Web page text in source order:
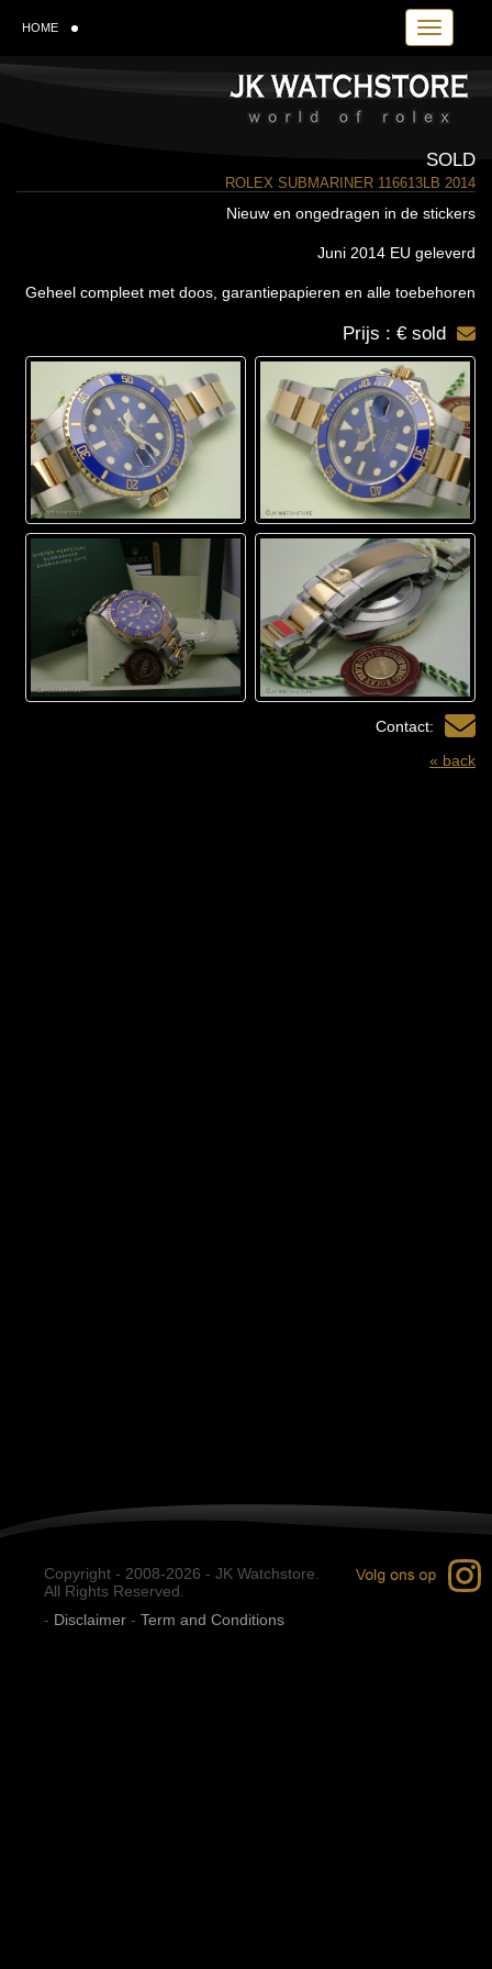
Toggle
HOME
SOLD
ROLEX SUBMARINER 116613LB 2014
Nieuw en ongedragen in de stickers
Juni 2014 EU geleverd
Geheel compleet met doos, garantiepapieren en alle toebehoren
Prijs : € sold
Contact:
« back
Copyright - 2008-2026 - JK Watchstore.
All Rights Reserved.
- Disclaimer - Term and Conditions